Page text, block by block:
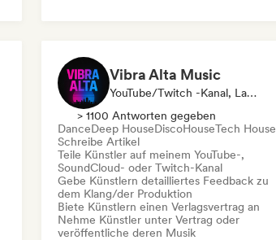
Vibra Alta Music
YouTube/Twitch -Kanal, Label, Media Outlet/Journalist, Verlag, Sound Experte
> 1100 Antworten gegeben
DanceDeep HouseDiscoHouseTech House
Schreibe Artikel
Teile Künstler auf meinem YouTube-,
SoundCloud- oder Twitch-Kanal
Gebe Künstlern detailliertes Feedback zu
dem Klang/der Produktion
Biete Künstlern einen Verlagsvertrag an
Nehme Künstler unter Vertrag oder
veröffentliche deren Musik